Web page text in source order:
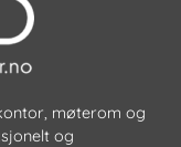
møterom og
og